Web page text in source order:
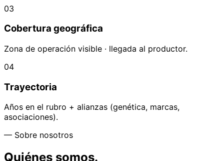
03
Cobertura geográfica
Zona de operación visible · llegada al productor.
04
Trayectoria
Años en el rubro + alianzas (genética, marcas,
asociaciones).
— Sobre nosotros
Quiénes somos.